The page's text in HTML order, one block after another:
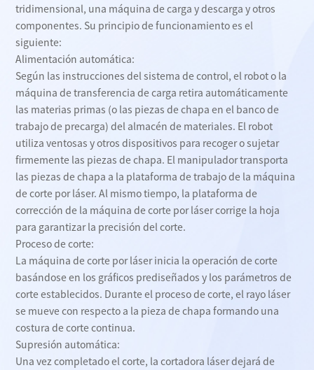
tridimensional, una máquina de carga y descarga y otros
componentes. Su principio de funcionamiento es el
siguiente:
Alimentación automática:
Según las instrucciones del sistema de control, el robot o la
máquina de transferencia de carga retira automáticamente
las materias primas (o las piezas de chapa en el banco de
trabajo de precarga) del almacén de materiales. El robot
utiliza ventosas y otros dispositivos para recoger o sujetar
firmemente las piezas de chapa. El manipulador transporta
las piezas de chapa a la plataforma de trabajo de la máquina
de corte por láser. Al mismo tiempo, la plataforma de
corrección de la máquina de corte por láser corrige la hoja
para garantizar la precisión del corte.
Proceso de corte:
La máquina de corte por láser inicia la operación de corte
basándose en los gráficos prediseñados y los parámetros de
corte establecidos. Durante el proceso de corte, el rayo láser
se mueve con respecto a la pieza de chapa formando una
costura de corte continua.
Supresión automática:
Una vez completado el corte, la cortadora láser dejará de